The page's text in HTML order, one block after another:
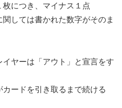
につき、マイナス１点
しては書かれた数字がそのま
イヤーは「アウト」と宣言をす
ードを引き取るまで続ける